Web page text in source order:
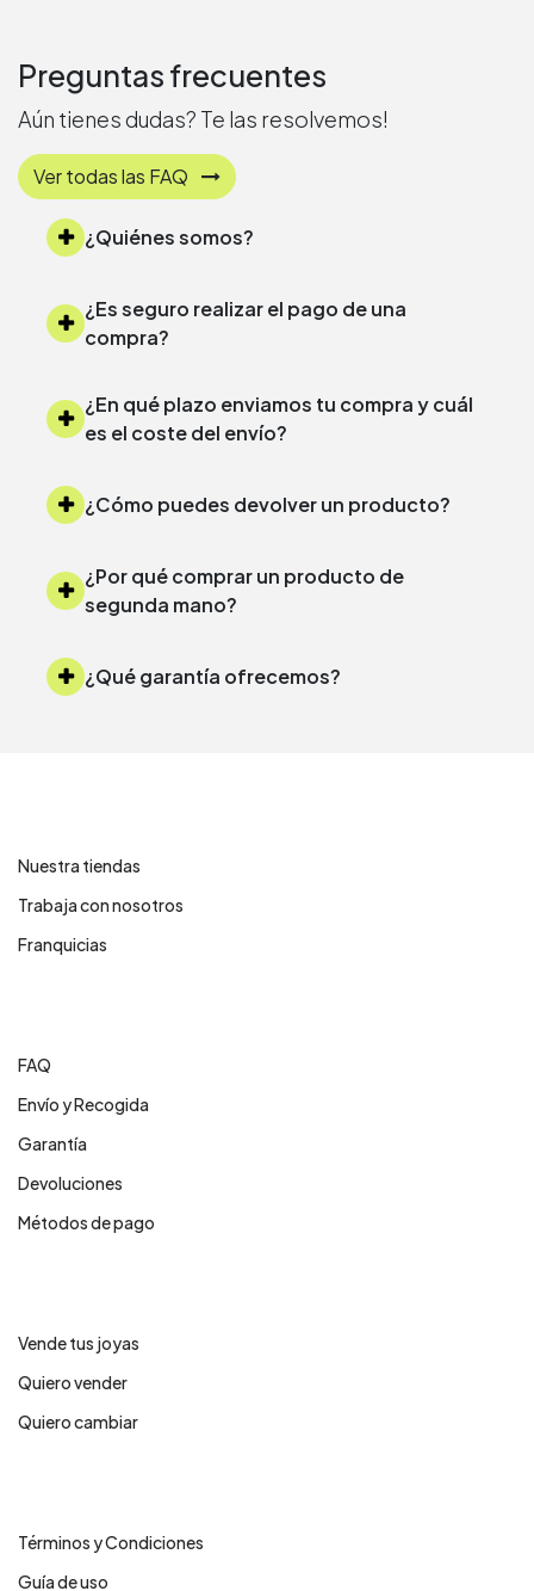
Preguntas frecuentes
Aún tienes dudas? Te las resolvemos!
Ver todas las FAQ
¿Quiénes somos?
¿Es seguro realizar el pago de una
compra?
¿En qué plazo enviamos tu compra y cuál
es el coste del envío?
¿Cómo puedes devolver un producto?
¿Por qué comprar un producto de
segunda mano?
¿Qué garantía ofrecemos?
Nuestra tiendas
Trabaja con nosotros
Franquicias
FAQ
Envío y Recogida
Garantía
Devoluciones
Métodos de pago
Vende tus joyas
Quiero vender
Quiero cambiar
Términos y Condiciones
Guía de uso